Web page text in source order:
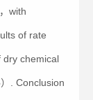
with
of rate
dry chemical
. Conclusion